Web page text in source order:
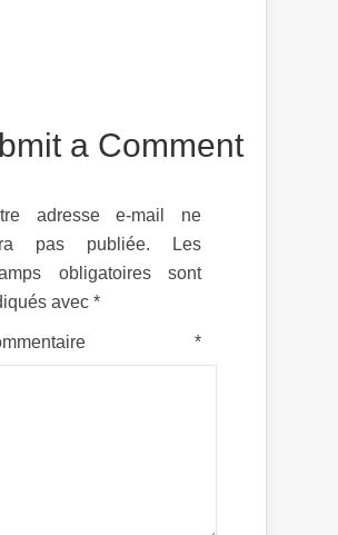
a Comment
adresse e-mail ne
pas publiée.
Les
obligatoires sont
avec *
*